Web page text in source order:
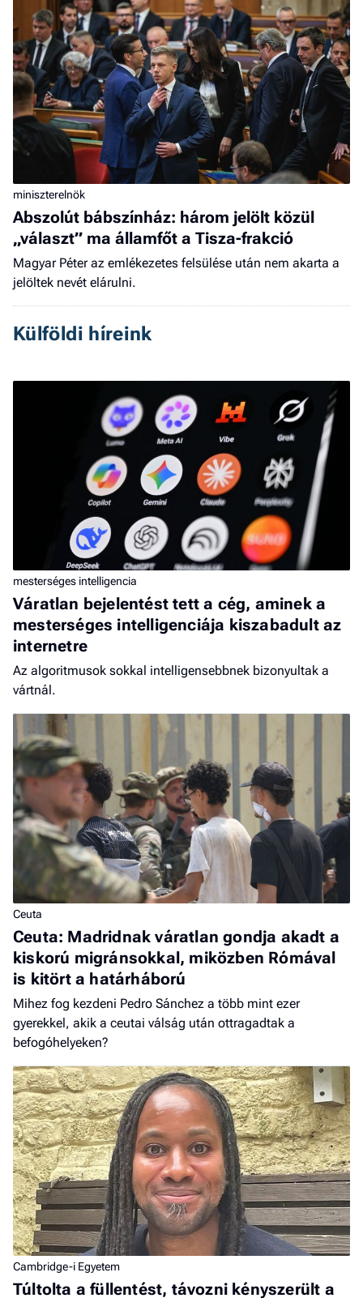
miniszterelnök
Abszolút bábszínház: három jelölt közül
„választ” ma államfőt a Tisza-frakció
Magyar Péter az emlékezetes felsülése után nem akarta a
jelöltek nevét elárulni.
Külföldi híreink
mesterséges intelligencia
Váratlan bejelentést tett a cég, aminek a
mesterséges intelligenciája kiszabadult az
internetre
Az algoritmusok sokkal intelligensebbnek bizonyultak a
vártnál.
Ceuta
Ceuta: Madridnak váratlan gondja akadt a
kiskorú migránsokkal, miközben Rómával
is kitört a határháború
Mihez fog kezdeni Pedro Sánchez a több mint ezer
gyerekkel, akik a ceutai válság után ottragadtak a
befogóhelyeken?
Cambridge-i Egyetem
Túltolta a füllentést, távozni kényszerült a